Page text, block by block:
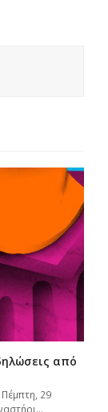
από
29